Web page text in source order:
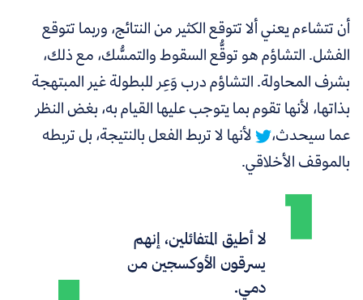
أن تتشاءم يعني ألا تتوقع الكثير من النتائج، وربما تتوقع
الفشل. التشاؤم هو توقُّع السقوط والتمسُّك، مع ذلك،
بشرف المحاولة.التشاؤم درب وَعِر للبطولة غير المبتهجة
بذاتها، لأنها تقوم بما يتوجب عليها القيام به، بغض النظر
عما سيحدث،
لأنها لا تربط الفعل بالنتيجة، بل تربطه
بالموقف الأخلاقي.
لا أطيق المتفائلين، إنهم
يسرقون الأوكسجين من
دمي.